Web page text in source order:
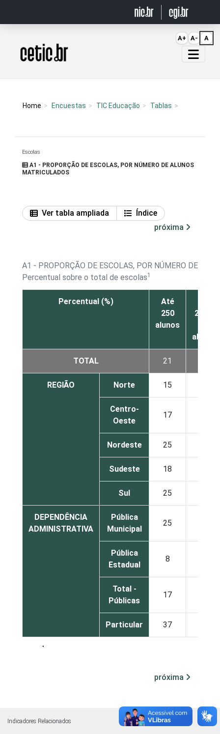
Página inicial
Home Encuestas TIC Educação Tablas
Escolas
A1 - PROPORÇÃO DE ESCOLAS, POR NÚMERO DE ALUNOS
MATRICULADOS
Ver tabla ampliada
Índice
próxima
A1 - PROPORÇÃO DE ESCOLAS, POR NÚMERO DE
Percentual sobre o total de escolas1
Percentual (%)
Até
250
alunos
251 a
alunos
TOTAL 21
REGIÃO Norte 15
Centro-
Oeste
17
Nordeste 25
Sudeste 18
Sul 25
DEPENDÊNCIA
ADMINISTRATIVA
Pública
Municipal
25
Pública
Estadual
8
Total -
Públicas
17
Particular 37
1
Fonte: NIC.br - set 2014 / mar 2015próxima
Indicadores Relacionados
A+ A- A